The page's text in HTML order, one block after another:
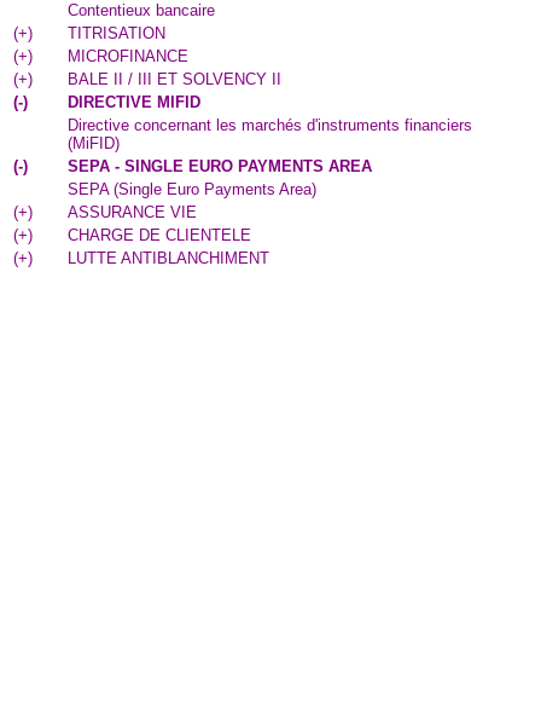
Contentieux bancaire
(+)
TITRISATION
(+)
MICROFINANCE
(+)
BALE II / III ET SOLVENCY II
(-)
DIRECTIVE MIFID
Directive concernant les marchés d'instruments financiers
(MiFID)
(-)
SEPA - SINGLE EURO PAYMENTS AREA
SEPA (Single Euro Payments Area)
(+)
ASSURANCE VIE
(+)
CHARGE DE CLIENTELE
(+) LUTTE ANTIBLANCHIMENT